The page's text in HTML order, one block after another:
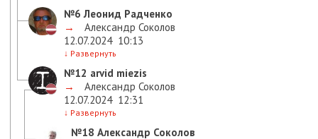
№6 Леонид Радченко
→
Александр Соколов
12.07.2024 10:13
↓ Развернуть
№12 arvid miezis
→
Александр Соколов
12.07.2024 12:31
↓ Развернуть
№18 Александр Соколов